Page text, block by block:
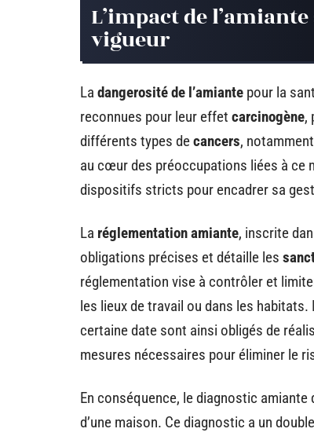
L’impact de
vigueur
La dangerosité de l’amiante pour la
reconnues pour leur effet carcinogène,
différents types decancers,
au cœur des préoccupations liées à ce
dispositifs stricts pour encadrer sa
La réglementation amiante, inscrite
obligations précises et détaille les
réglementation vise à contrôler et
les lieux de travail ou dans les
certaine date sont ainsi obligés de
mesures nécessaires pour éliminer le
En conséquence, le diagnostic
d’une maison. Ce diagnostic a un